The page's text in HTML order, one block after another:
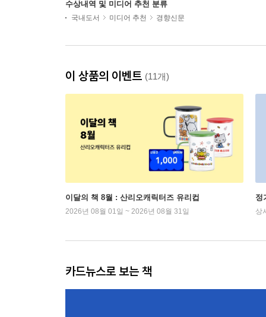
수상내역 및 미디어 추천 분류
국내도서 미디어 추천 경향신문
이 상품의 이벤트 (11개)
이달의 책 8월 : 산리오캐릭터즈 유리컵
2026년 08월 01일 ~ 2026년 08월 31일
정
상
카드뉴스로 보는 책